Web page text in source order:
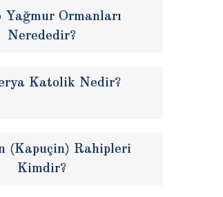
Yağmur Ormanları
Nerededir?
Katolik Nedir?
(Kapuçin) Rahipleri
Kimdir?